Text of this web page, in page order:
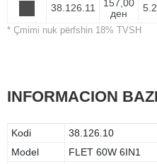
38.126.11
157,00
ден
* Çmimi nuk përfshin 18% TVSH
INFORMACION
Kodi
38.126.10
Model
FLET 60W 6IN1